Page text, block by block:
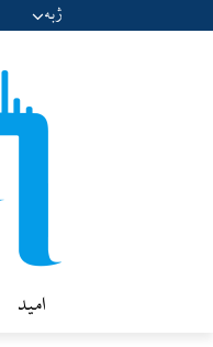
ژبه
امید